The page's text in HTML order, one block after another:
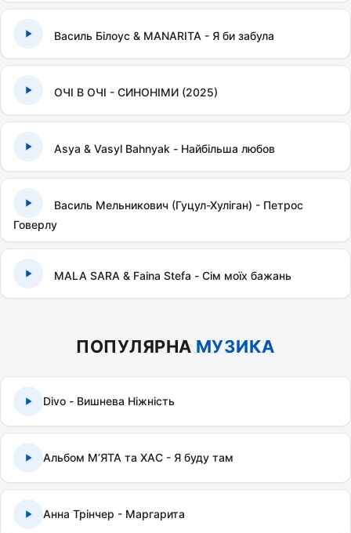
Василь Білоус & MANARITA - Я би забула
ОЧІ В ОЧІ - СИНОНІМИ (2025)
Asya & Vasyl Bahnyak - Найбільша любов
Василь Мельникович (Гуцул-Хуліган) - Петрос
Говерлу
MALA SARA & Faina Stefa - Сім моїх бажань
ПОПУЛЯРНА МУЗИКА
Divo - Вишнева Ніжність
Альбом МʼЯТА та ХАС - Я буду там
Анна Трінчер - Маргарита